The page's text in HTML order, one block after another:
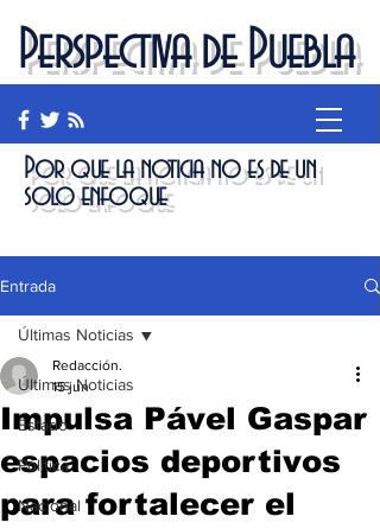
Perspectiva de Puebla
Por que la noticia no es de un
solo enfoque
Entrada
Últimas Noticias
Estado
Política
Nacional
Últimas Noticias
Impulsa Pável Gaspar
espacios deportivos
para fortalecer el
Redacción.
15 jun